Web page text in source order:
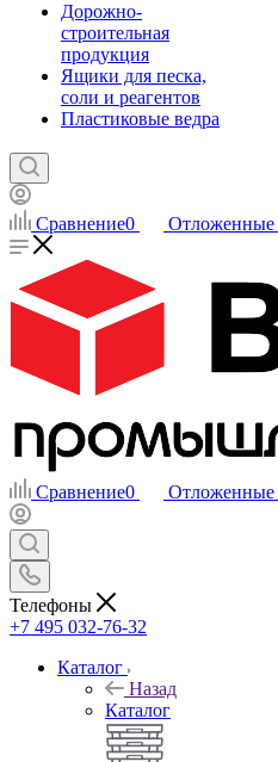
Дорожно-
строительная
продукция
Ящики для песка,
соли и реагентов
Пластиковые ведра
Сравнение0 Отложенные
Сравнение0 Отложенные
Телефоны
+7 495 032-76-32
Каталог
Назад
Каталог